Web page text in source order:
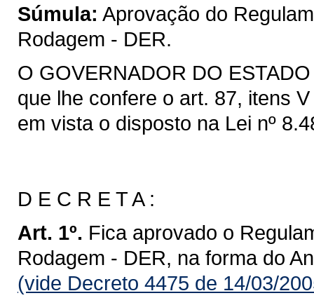
Súmula: Aprovação do
Rodagem - DER.
O GOVERNADOR DO
que lhe confere o art. 87, itens
em vista o disposto na Lei nº
D E C R E T A :
Art. 1º. Fica aprovado o
Rodagem - DER, na forma do
(vide Decreto 4475 de 14/03/